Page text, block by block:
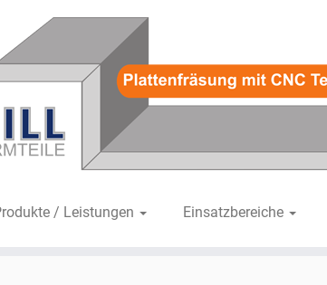
Produkte / Leistungen Einsatzbereiche